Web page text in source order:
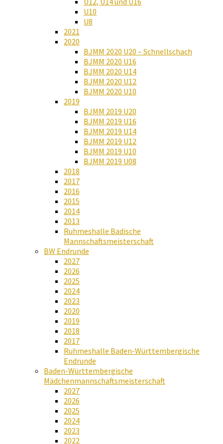
U10
U8
2021
2020
BJMM 2020 U20 – Schnellschach
BJMM 2020 U16
BJMM 2020 U14
BJMM 2020 U12
BJMM 2020 U10
2019
BJMM 2019 U20
BJMM 2019 U16
BJMM 2019 U14
BJMM 2019 U12
BJMM 2019 U10
BJMM 2019 U08
2018
2017
2016
2015
2014
2013
Ruhmeshalle Badische
Mannschaftsmeisterschaft
BW Endrunde
2027
2026
2025
2024
2023
2020
2019
2018
2017
Ruhmeshalle Baden-Württembergische
Endrunde
Baden-Württembergische
Mädchenmannschaftsmeisterschaft
2027
2026
2025
2024
2023
2022